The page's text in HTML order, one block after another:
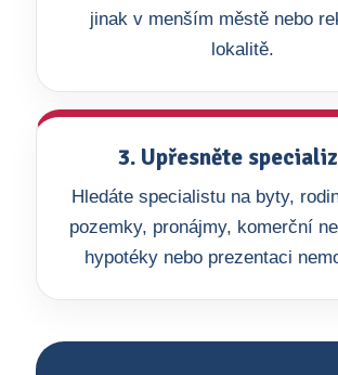
jinak v menším městě nebo
lokalitě.
3. Upřesněte
Hledáte specialistu na byty,
pozemky, pronájmy, komerční
hypotéky nebo prezentaci